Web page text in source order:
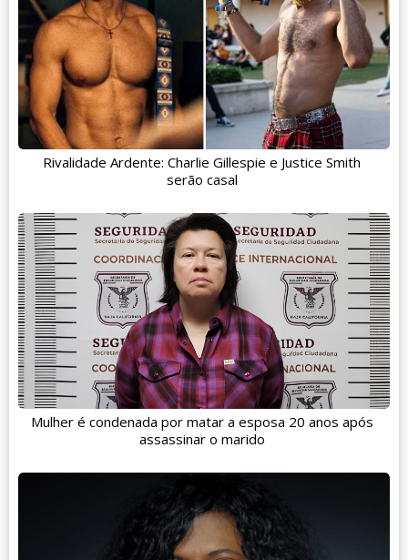
Rivalidade Ardente: Charlie Gillespie e Justice Smith
serão casal
Mulher é condenada por matar a esposa 20 anos após
assassinar o marido